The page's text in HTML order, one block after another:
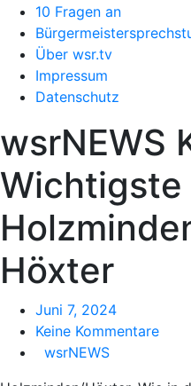
10 Fragen an
Über wsr.tv
Impressum
Datenschutz
wsrNEWS
Wichtigste
Höxter
Juni 7, 2024
Keine Kommentare
wsrNEWS